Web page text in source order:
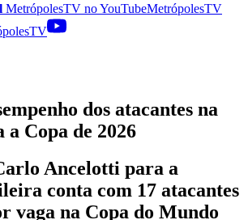
MetrópolesTV noYouTubeMetrópolesTV
dos atacantes na
Copa de 2026
Ancelotti para a
conta com 17 atacantes
vaga na Copa do Mundo